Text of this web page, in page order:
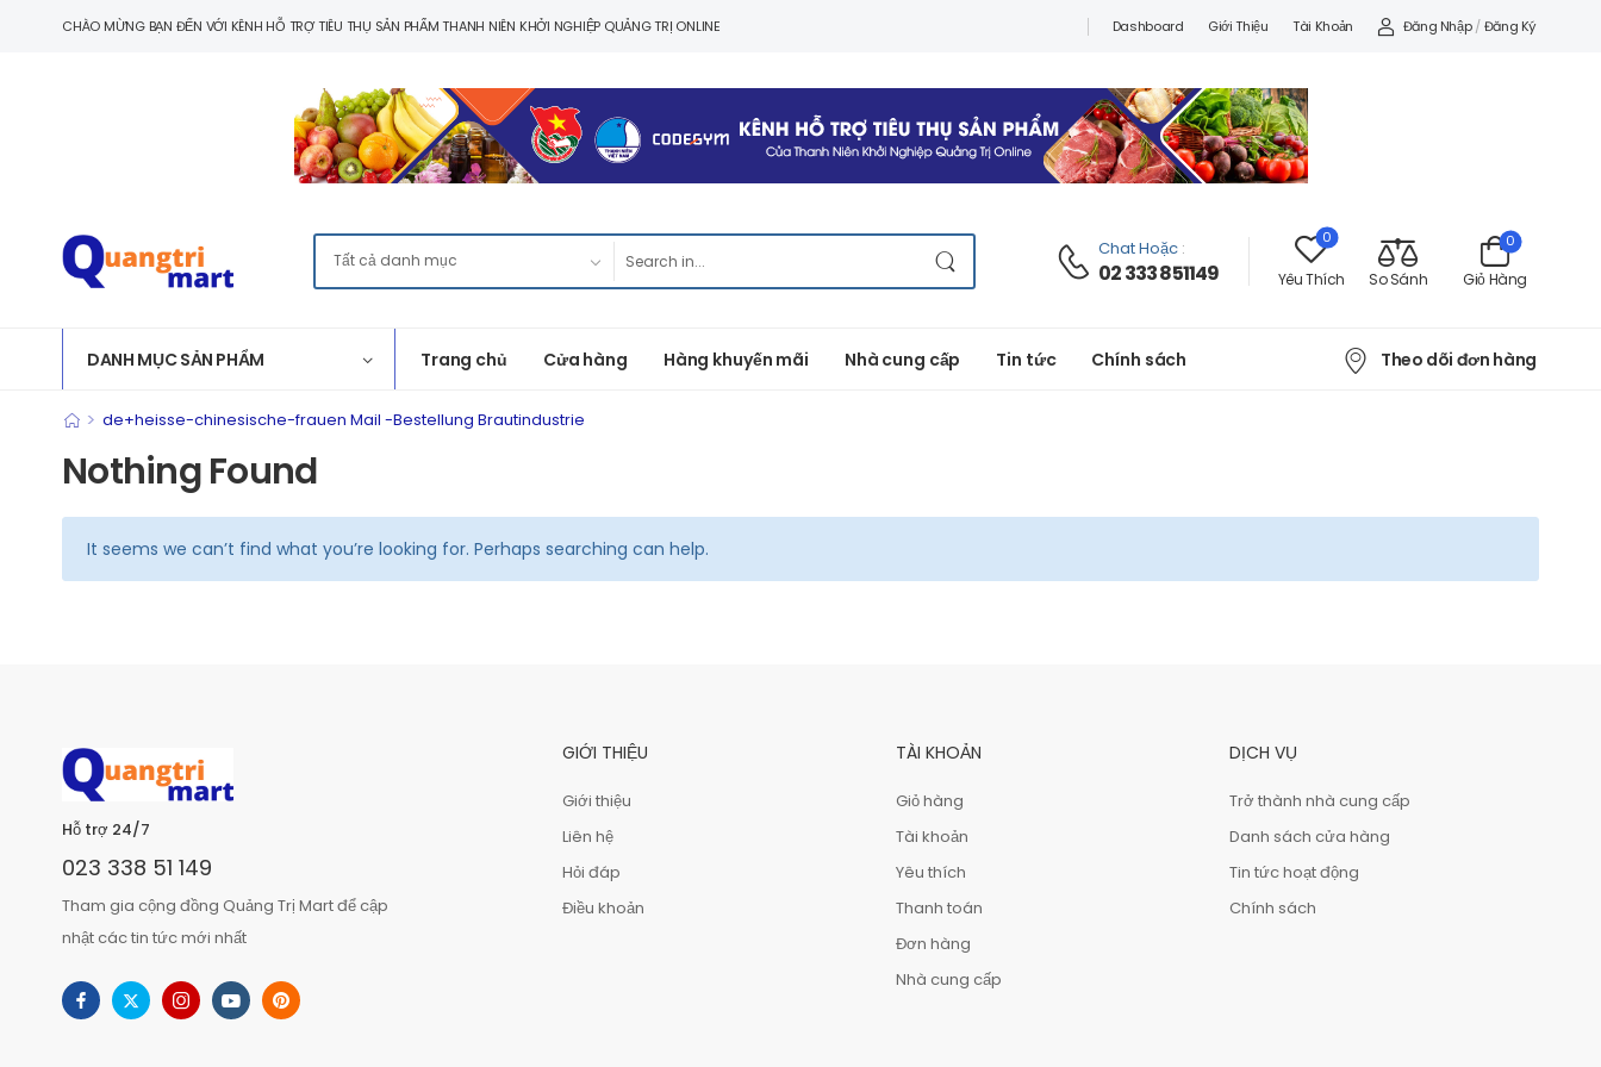
CHÀO MỪNG BẠN ĐẾN VỚI KÊNH HỖ TRỢ TIÊU THỤ SẢN PHẨM THANH NIÊN KHỞI NGHIỆP QUẢNG TRỊ ONLINE Dashboard Giới Thiệu Tài Khoản Đăng Nhập / Đăng Ký
Chat Hoặc :
02 333 851149
0
Yêu Thích So Sánh Giỏ Hàng
0
DANH MỤC SẢN PHẨM Trang chủ Cửa hàng Hàng khuyến mãi Nhà cung cấp Tin tức Chính sách Theo dõi đơn hàng
> de+heisse-chinesische-frauen Mail -Bestellung Brautindustrie
Nothing Found
It seems we can’t find what you’re looking for. Perhaps searching can help.
Hỗ trợ 24/7
023 338 51 149
Tham gia cộng đồng Quảng Trị Mart để cập
nhật các tin tức mới nhất
GIỚI THIỆU
Giới thiệu
Liên hệ
Hỏi đáp
Điều khoản
TÀI KHOẢN
Giỏ hàng
Tài khoản
Yêu thích
Thanh toán
Đơn hàng
Nhà cung cấp
DỊCH VỤ
Trở thành nhà cung cấp
Danh sách cửa hàng
Tin tức hoạt động
Chính sách